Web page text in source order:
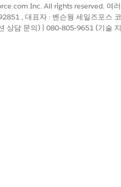
Inc. All rights reserved. 여
, 대표자 : 벤슨웡 세일즈포스
상담 문의) | 080-805-9651 (기술